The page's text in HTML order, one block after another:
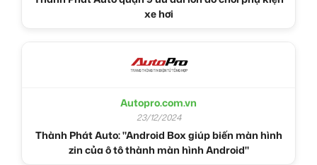
xe hơi
Autopro.com.vn
23/12/2024
Thành Phát Auto: "Android Box giúp biến màn hình
zin của ô tô thành màn hình Android"